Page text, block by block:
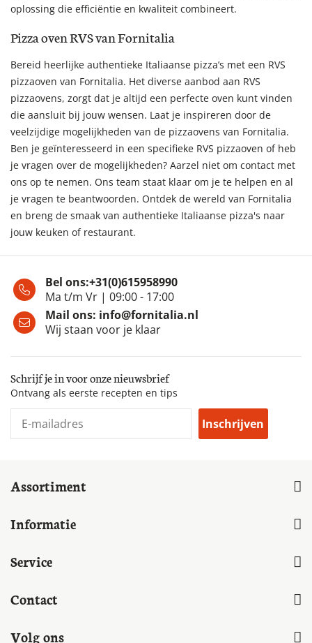
oplossing die efficiëntie en kwaliteit combineert.
Pizza oven RVS van Fornitalia
Bereid heerlijke authentieke Italiaanse pizza’s met een RVS
pizzaoven van Fornitalia. Het diverse aanbod aan RVS
pizzaovens, zorgt dat je altijd een perfecte oven kunt vinden
die aansluit bij jouw wensen. Laat je inspireren door de
veelzijdige mogelijkheden van de pizzaovens van Fornitalia.
Ben je geïnteresseerd in een specifieke RVS pizzaoven of heb
je vragen over de mogelijkheden? Aarzel niet om contact met
ons op te nemen. Ons team staat klaar om je te helpen en al
je vragen te beantwoorden. Ontdek de wereld van Fornitalia
en breng de smaak van authentieke Italiaanse pizza's naar
jouw keuken of restaurant.
Bel ons:+31(0)615958990
Ma t/m Vr | 09:00 - 17:00
Mail ons: info@fornitalia.nl
Wij staan voor je klaar
Schrijf je in voor onze nieuwsbrief
Ontvang als eerste recepten en tips
Inschrijven
Assortiment
Informatie
Service
Contact
Volg ons